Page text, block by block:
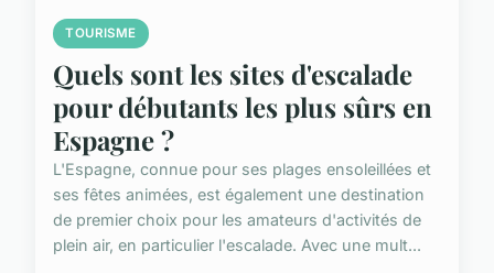
TOURISME
Quels sont les sites d'escalade
pour débutants les plus sûrs en
Espagne ?
L'Espagne, connue pour ses plages ensoleillées et
ses fêtes animées, est également une destination
de premier choix pour les amateurs d'activités de
plein air, en particulier l'escalade. Avec une mult...